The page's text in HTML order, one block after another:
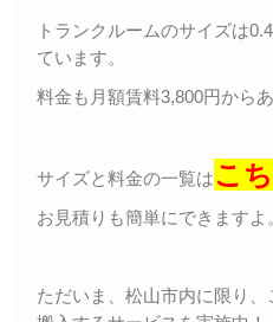
トランクルームのサイズは
ています。
料金も月額賃料3,800円からあ
サイズと料金の一覧はこ
お見積りも簡単にできますよ
ただいま、松山市内に限り